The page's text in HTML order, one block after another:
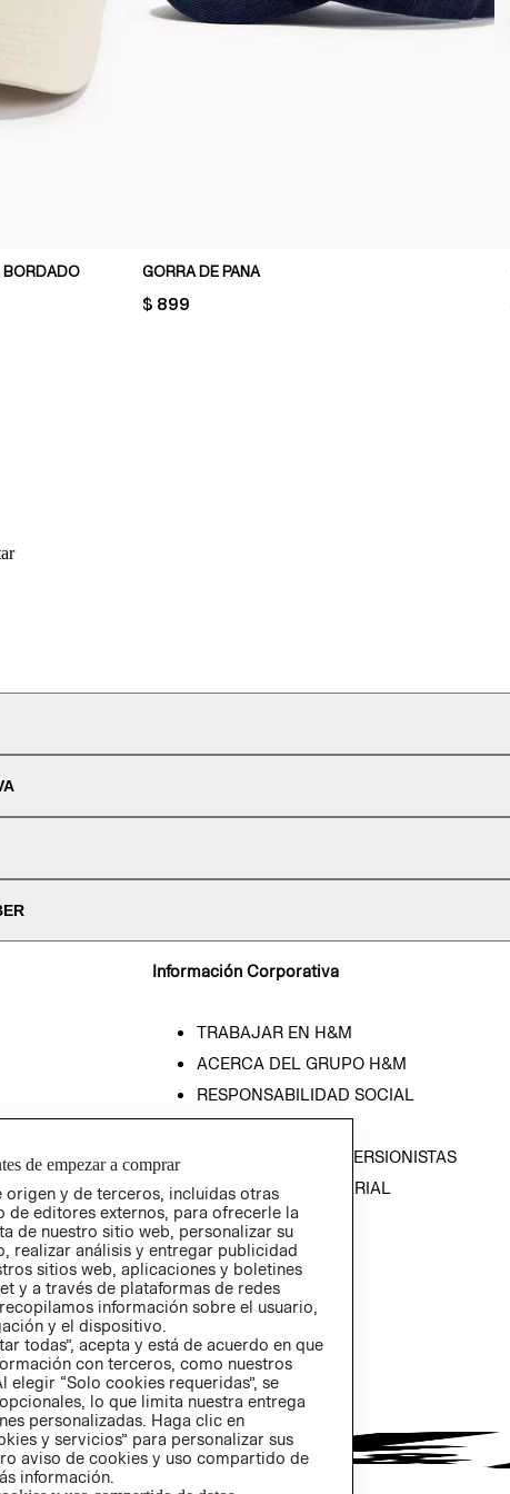
BORDADO GORRA DE PANA
PRICE:
$ 899
Información Corporativa
TRABAJAR EN H&M
ACERCA DEL GRUPO H&M
RESPONSABILIDAD SOCIAL
PRENSA
RELACIÓN CON INVERSIONISTAS
POLÍTICA EMPRESARIAL
de empezar a comprar
origen y de terceros, incluidas otras
de editores externos, para ofrecerle la
de nuestro sitio web, personalizar su
realizar análisis y entregar publicidad
sitios web, aplicaciones y boletines
y a través de plataformas de redes
información sobre el usuario,
y el dispositivo.
todas”, acepta y está de acuerdo en que
con terceros, como nuestros
“Solo cookies requeridas”, se
lo que limita nuestra entrega
personalizadas. Haga clic en
y servicios” para personalizar sus
aviso de cookies y uso compartido de
información.